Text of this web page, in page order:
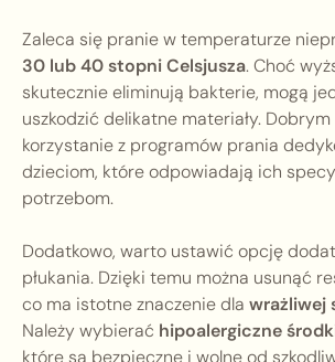
Zaleca się pranie w temperaturze
30 lub 40 stopni Celsjusza. Choć
skutecznie eliminują bakterie, mogą
uszkodzić delikatne materiały.
korzystanie z programów prania
dzieciom, które odpowiadają ich
potrzebom.
Dodatkowo, warto ustawić opcję
płukania. Dzięki temu można usunąć
co ma istotne znaczenie dla wrażliwej
Należy wybierać hipoalergiczne
które są bezpieczne i wolne od